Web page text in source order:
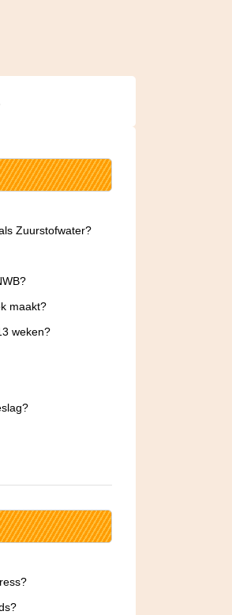
Zuurstofwater?
maakt?
weken?